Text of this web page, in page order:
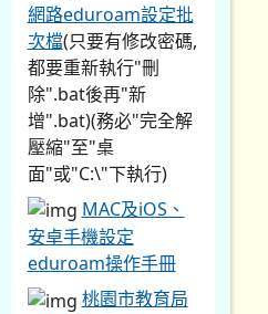
網路eduroam設定批
次檔(只要有修改密碼,
都要重新執行"刪
除".bat後再"新
增".bat)(務必"完全解
壓縮"至"桌
面"或"C:\"下執行)
MAC及iOS、
安卓手機設定
eduroam操作手冊
桃園市教育局